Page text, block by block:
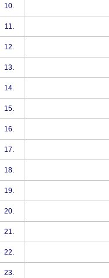
10.
11.
12.
13.
14.
15.
16.
17.
18.
19.
20.
21.
22.
23.